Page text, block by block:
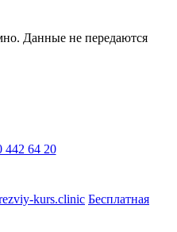
Данные не передаются
442 64 20
kurs.clinic Бесплатная